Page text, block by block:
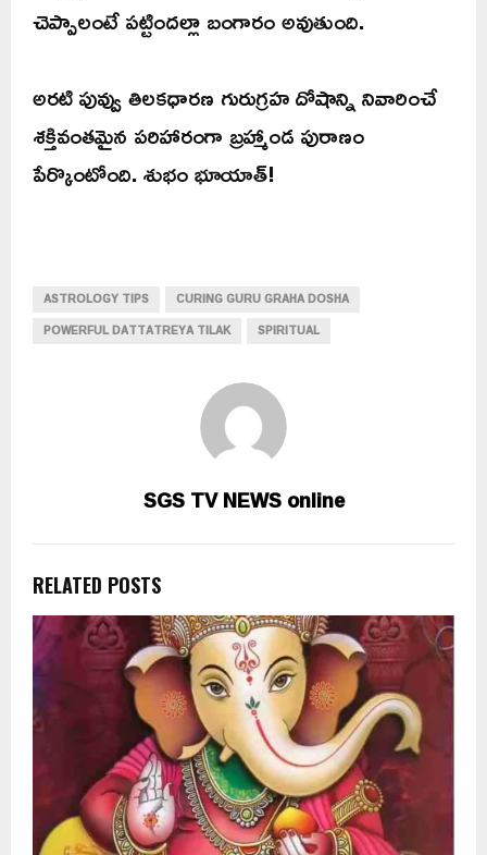
చెప్పాలంటే పట్టిందల్లా బంగారం అవుతుంది.
అరటి పువ్వు తిలకధారణ గురుగ్రహ దోషాన్ని నివారించే
శక్తివంతమైన పరిహారంగా బ్రహ్మాండ పురాణం
పేర్కొంటోంది. శుభం భూయాత్!
ASTROLOGY TIPS
CURING GURU GRAHA DOSHA
POWERFUL DATTATREYA TILAK
SPIRITUAL
SGS TV NEWS online
RELATED POSTS